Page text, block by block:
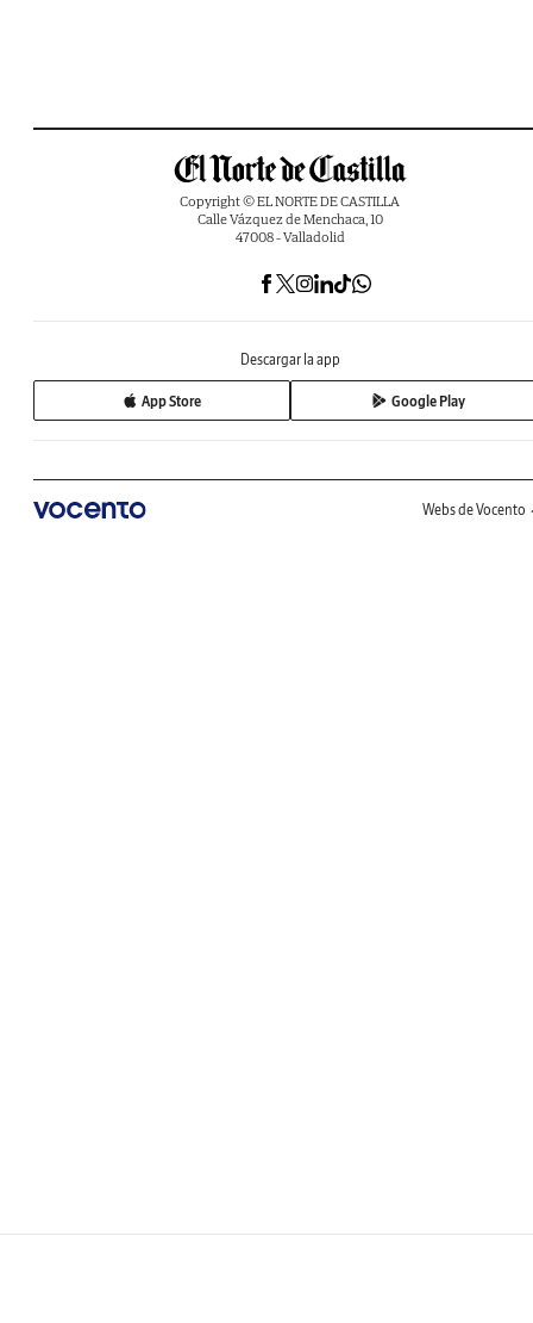
Copyright © EL NORTE DE CASTILLA
Calle Vázquez de Menchaca, 10
47008 - Valladolid
Descargar la app
App Store Google Play
Webs de Vocento